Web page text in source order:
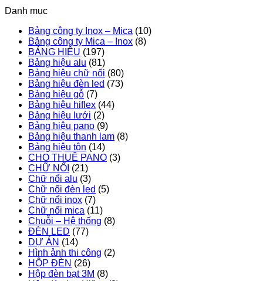
Danh mục
Bảng công ty Inox – Mica (10)
Bảng công ty Mica – Inox (8)
BẢNG HIỆU (197)
Bảng hiệu alu (81)
Bảng hiệu chữ nổi (80)
Bảng hiệu đèn led (73)
Bảng hiệu gỗ (7)
Bảng hiệu hiflex (44)
Bảng hiệu lưới (2)
Bảng hiệu pano (9)
Bảng hiệu thanh lam (8)
Bảng hiệu tôn (14)
CHO THUÊ PANO (3)
CHỮ NỔI (21)
Chữ nổi alu (3)
Chữ nổi đèn led (5)
Chữ nổi inox (7)
Chữ nổi mica (11)
Chuỗi – Hệ thống (8)
ĐÈN LED (77)
DỰ ÁN (14)
Hình ảnh thi công (2)
HỘP ĐÈN (26)
Hộp đèn bạt 3M (8)